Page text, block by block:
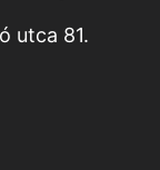
utca 81.